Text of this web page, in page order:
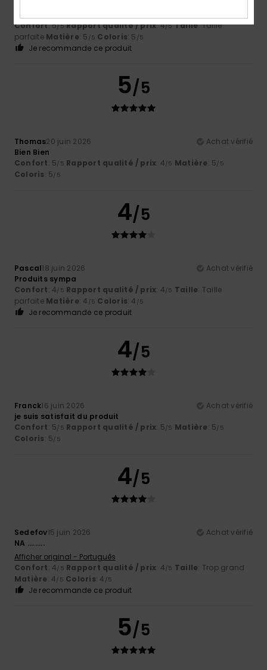
Confort: 5/5 Rapport qualité / prix: 4/5 Taille: Taille
parfaite Matière: 5 /5 Coloris: 5 /5
Je recommande ce produit
5/5
Thomas20 juin 2026
Achat vérifié
Bien Bien
Confort: 5/5 Rapport qualité / prix: 4/5 Matière: 5/5
Coloris: 5/5
4/5
Pascal18 juin 2026
Achat vérifié
Produits sympa
Confort: 4/5 Rapport qualité / prix: 4/5 Taille: Taille
parfaite Matière: 4 /5 Coloris: 4 /5
Je recommande ce produit
4/5
Franck16 juin 2026
Achat vérifié
je suis satisfait du produit
Confort: 5/5 Rapport qualité / prix: 5/5 Matière: 5/5
Coloris: 5/5
4/5
Sedefov15 juin 2026
Achat vérifié
NA .........
Afficher original - Português
Confort: 4/5 Rapport qualité / prix: 4/5 Taille: Trop grand
Matière: 4/5 Coloris: 4 /5
Je recommande ce produit
5/5